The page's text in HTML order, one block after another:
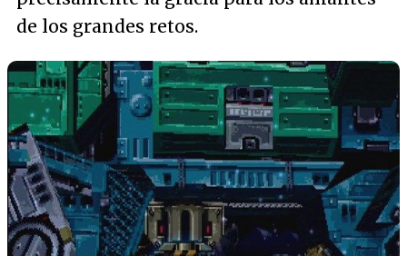
de los grandes retos.